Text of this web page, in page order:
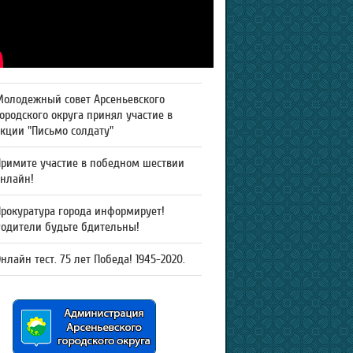
совет Арсеньевского
округа принял участие в
"Письмо солдату"
участие в победном шествии
города информирует!
будьте бдительны!
тест. 75 лет Победа! 1945-2020.